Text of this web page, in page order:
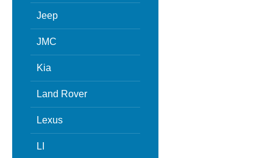
Jeep
JMC
Kia
Land Rover
Lexus
LI